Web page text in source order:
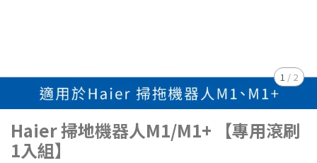
1 / 2
Haier 掃地機器人M1/M1+ 【專用滾刷
1入組】